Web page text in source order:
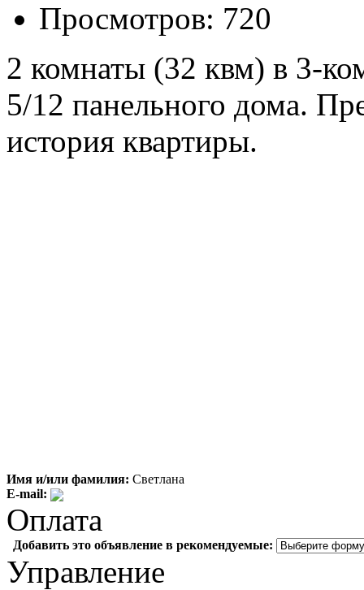
Просмотров: 720
2 комнаты (32 квм) в 3-
5/12 панельного дома.
история квартиры.
Имя и/или фамилия: Светлана
E-mail:
Оплата
Добавить это объявление в рекомендуемые:
Управление